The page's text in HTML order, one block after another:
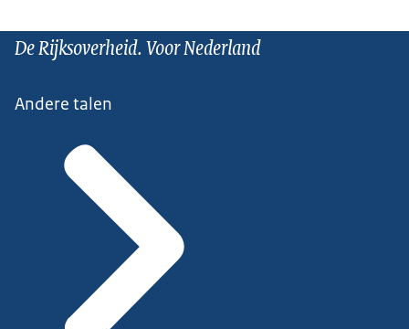
De Rijksoverheid. Voor Nederland
Andere talen